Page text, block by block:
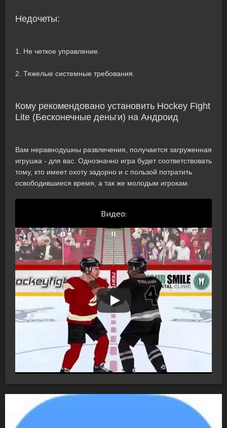
Недочеты:
1. Не четкое управление.
2. Тяжелые системные требования.
Кому рекомендовано установить Hockey Fight
Lite (Бесконечные деньги) на Андроид
Вам неравнодушны развлечения, получается загруженная
игрушка - для вас. Однозначно игра будет соответствовать
тому, кто имеет охоту задорно и с пользой потратить
освободившиеся время, а так же молодым игрокам.
Видео: